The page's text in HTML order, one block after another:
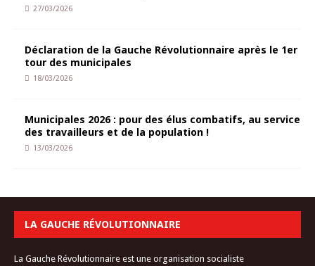
27/03/2026
Déclaration de la Gauche Révolutionnaire après le 1er
tour des municipales
18/03/2026
Municipales 2026 : pour des élus combatifs, au service
des travailleurs et de la population !
13/03/2026
LA GAUCHE RÉVOLUTIONNAIRE
La Gauche Révolutionnaire est une organisation socialiste